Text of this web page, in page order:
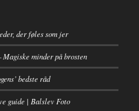
der føles som jer
minder på brosten
bedste råd
guide | Balslev Foto